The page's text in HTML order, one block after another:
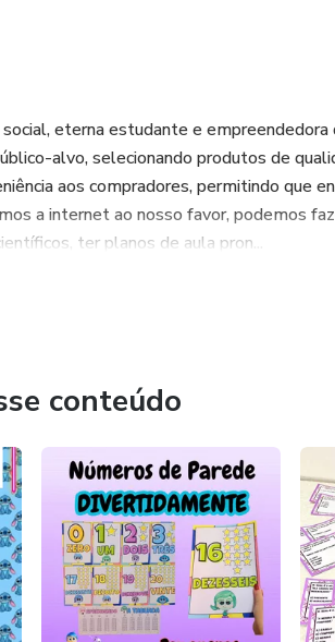
eterna estudante e empreendedora
alvo, selecionando produtos de
aos compradores, permitindo que
a internet ao nosso favor, podemos
ter planos de aula pron...
conteúdo